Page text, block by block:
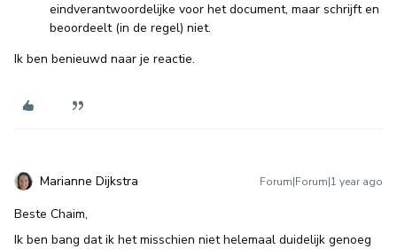
eindverantwoordelijke voor het document, maar schrijft en
beoordeelt (in de regel) niet.
Ik ben benieuwd naar je reactie.
Marianne Dijkstra Forum|Forum|1 year ago
Beste Chaim,
Ik ben bang dat ik het misschien niet helemaal duidelijk genoeg